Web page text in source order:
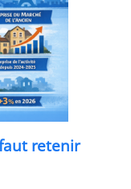
retenir